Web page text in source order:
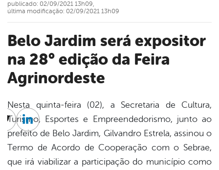
Belo Jardim será expositor
na 28° edição da Feira
Agrinordeste
publicado: 02/09/2021 13h09,
última modificação: 02/09/2021 13h09
Nesta quinta-feira (02), a Secretaria de Cultura,
Turismo, Esportes e Empreendedorismo, junto ao
prefeito de Belo Jardim, Gilvandro Estrela, assinou o
Termo de Acordo de Cooperação com o Sebrae,
que irá viabilizar a participação do município como
Twitter
Linkedin